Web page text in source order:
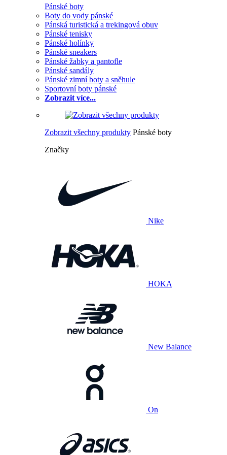
Pánské boty
Boty do vody pánské
Pánská turistická a trekingová obuv
Pánské tenisky
Pánské holínky
Pánské sneakers
Pánské žabky a pantofle
Pánské sandály
Pánské zimní boty a sněhule
Sportovní boty pánské
Zobrazit více...
Zobrazit všechny produkty Pánské boty
Značky
Nike
HOKA
New Balance
On